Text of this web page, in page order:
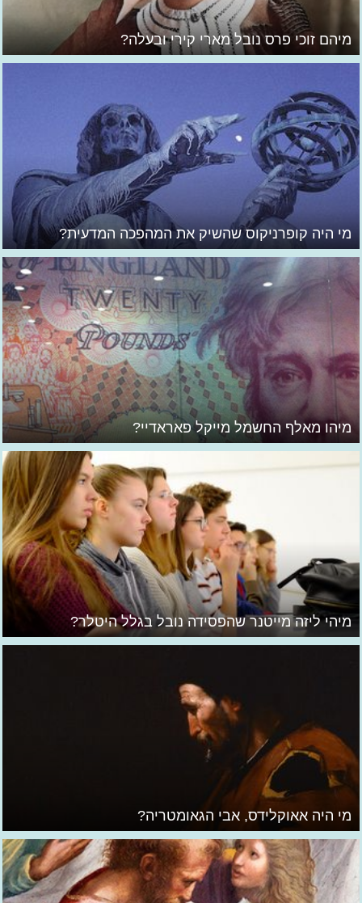
מיהם זוכי פרס נובל מארי קירי ובעלה?
מי היה קופרניקוס שהשיק את המהפכה המדעית?
מיהו מאלף החשמל מייקל פאראדיי?
מיהי ליזה מייטנר שהפסידה נובל בגלל היטלר?
מי היה אאוקלידס, אבי הגאומטריה?